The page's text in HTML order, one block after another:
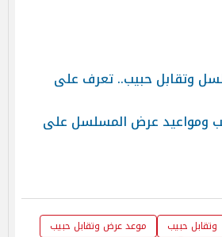
وتقابل حبيب.. تعرف على
ومواعيد عرض المسلسل على
وتقابل حبيب
موعد عرض وتقابل حبيب